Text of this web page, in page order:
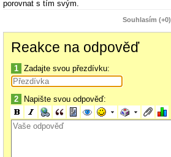
porovnat s tím svým.
Souhlasím (+0)
Reakce na odpověď
1 Zadajte svou přezdívku:
2 Napište svou odpověď: